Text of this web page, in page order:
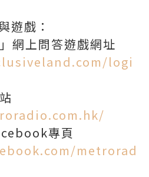
遊戲：
上問答遊戲網址
logi
專頁
metrorad